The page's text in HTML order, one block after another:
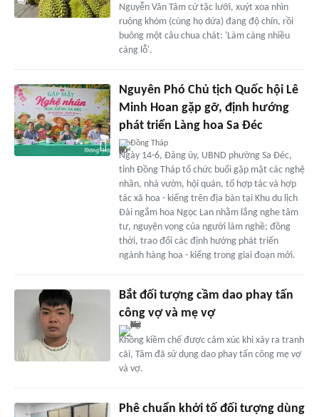
Nguyễn Văn Tâm cứ tặc lưỡi, xuýt xoa nhìn
ruộng khóm (cùng họ dứa) đang độ chín, rồi
buông một câu chua chát: 'Làm càng nhiều
càng lỗ'.
Nguyên Phó Chủ tịch Quốc hội Lê
Minh Hoan gặp gỡ, định hướng
phát triển Làng hoa Sa Đéc
Đồng Tháp
Ngày 14-6, Đảng ủy, UBND phường Sa Đéc,
tỉnh Đồng Tháp tổ chức buổi gặp mặt các nghệ
nhân, nhà vườn, hội quán, tổ hợp tác và hợp
tác xã hoa - kiểng trên địa bàn tại Khu du lịch
Đài ngắm hoa Ngọc Lan nhằm lắng nghe tâm
tư, nguyện vọng của người làm nghề; đồng
thời, trao đổi các định hướng phát triển
ngành hàng hoa - kiểng trong giai đoạn mới.
Bắt đối tượng cầm dao phay tấn
công vợ và mẹ vợ
Không kiềm chế được cảm xúc khi xảy ra tranh
cãi, Tâm đã sử dụng dao phay tấn công mẹ vợ
và vợ.
Phê chuẩn khởi tố đối tượng dùng